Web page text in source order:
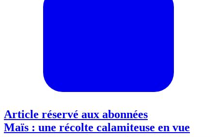
Article réservé aux abonnées
Maïs : une récolte calamiteuse en vue